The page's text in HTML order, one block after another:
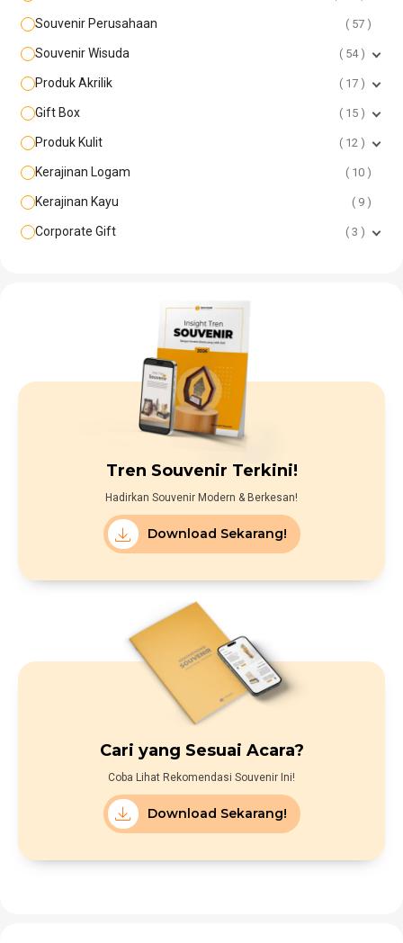
Souvenir Perusahaan 57
Souvenir Wisuda 54
Produk Akrilik 17
Gift Box 15
Produk Kulit 12
Kerajinan Logam 10
Kerajinan Kayu 9
Corporate Gift 3
Tren Souvenir Terkini!
Hadirkan Souvenir Modern & Berkesan!
Download Sekarang!
Cari yang Sesuai Acara?
Coba Lihat Rekomendasi Souvenir Ini!
Download Sekarang!